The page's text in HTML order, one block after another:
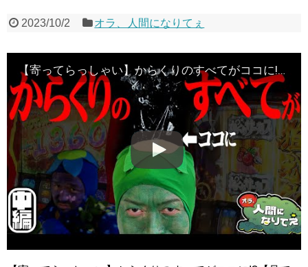
2023/10/2 オラ、人間になりてぇ
【寄ってらっしゃい】からくりのすべてがココに!?【見てらっしゃい】「オラ、人間になりてぇ」 第4話 中編 #嵐 #松本バッチ #1万ゲーム #からくりサーカス